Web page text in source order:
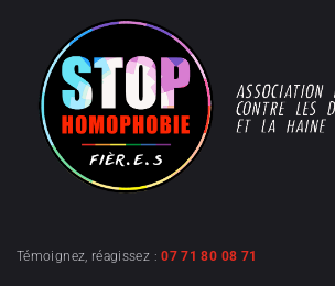
Témoignez, réagissez :07 71 80 08 71